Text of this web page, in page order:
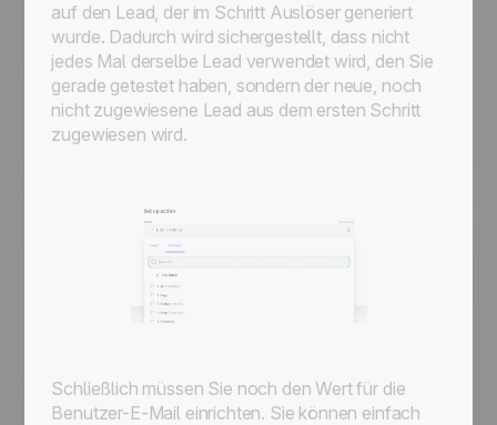
auf den Lead, der im Schritt Auslöser generiert
wurde. Dadurch wird sichergestellt, dass nicht
jedes Mal derselbe Lead verwendet wird, den Sie
gerade getestet haben, sondern der neue, noch
nicht zugewiesene Lead aus dem ersten Schritt
zugewiesen wird.
Schließlich müssen Sie noch den Wert für die
Benutzer-E-Mail einrichten. Sie können einfach